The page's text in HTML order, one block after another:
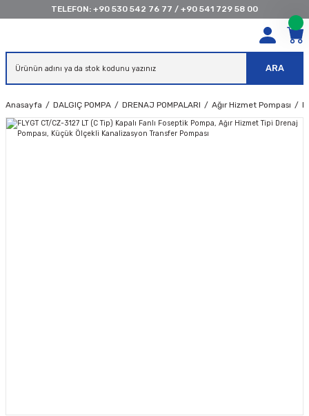
TELEFON: +90 530 542 76 77 / +90 541 729 58 00
ARA
Anasayfa DALGIÇ POMPA DRENAJ POMPALARI Ağır Hizmet Pompası